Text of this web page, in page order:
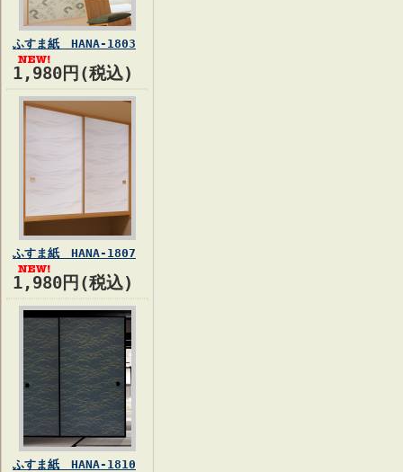
ふすま紙 HANA-1803
1,980円(税込)
ふすま紙 HANA-1807
1,980円(税込)
ふすま紙 HANA-1810